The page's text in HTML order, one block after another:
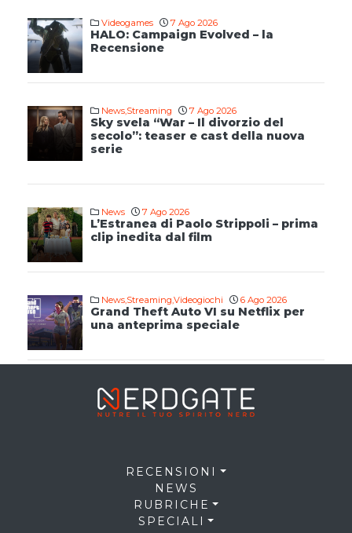
Videogames 7 Ago 2026
HALO: Campaign Evolved – la
Recensione
News,Streaming 7 Ago 2026
Sky svela “War – Il divorzio del
secolo”: teaser e cast della nuova
serie
News 7 Ago 2026
L’Estranea di Paolo Strippoli – prima
clip inedita dal film
News,Streaming,Videogiochi 6 Ago 2026
Grand Theft Auto VI su Netflix per
una anteprima speciale
RECENSIONI
NEWS
RUBRICHE
SPECIALI